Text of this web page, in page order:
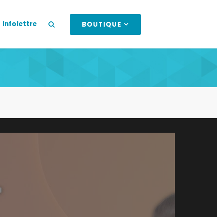
Infolettre BOUTIQUE